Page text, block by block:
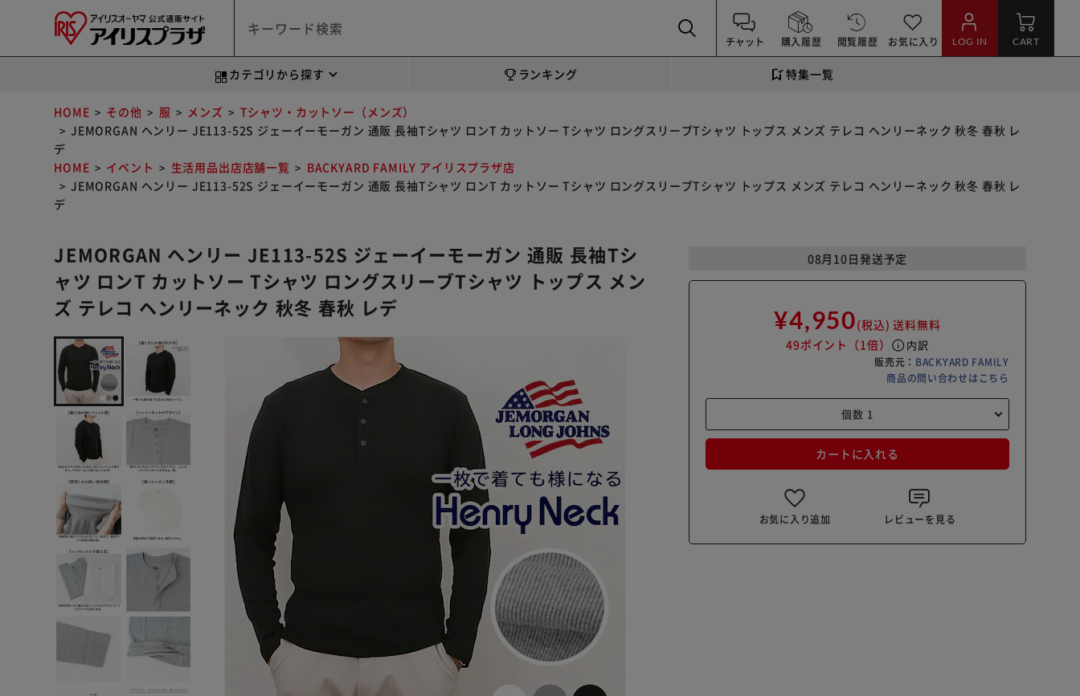
チャット 購入履歴 閲覧履歴 お気に入り LOG IN CART
カテゴリから探す ランキング 特集一覧
HOME その他 服 メンズ
Tシャツ・カットソー（メンズ）
JEMORGAN ヘンリー JE113-52S ジェーイーモーガン 通販 長袖Tシャツ ロンT カットソー Tシャツ ロングスリーブTシャツ トップス メンズ テレコ ヘンリーネック 秋冬 春秋 レ
デ
HOME
イベント 生活用品出店店舗一覧
BACKYARD FAMILY アイリスプラザ店
JEMORGAN ヘンリー JE113-52S ジェーイーモーガン 通販 長袖Tシャツ ロンT カットソー Tシャツ ロングスリーブTシャツ トップス メンズ テレコ ヘンリーネック 秋冬 春秋 レ
デ
JEMORGAN ヘンリー JE113-52S ジェーイーモーガン 通販 長袖Tシ
ャツ ロンT カットソー Tシャツ ロングスリーブTシャツ トップス メン
ズ テレコ ヘンリーネック 秋冬 春秋 レデ
08月10日発送予定
¥4,950(税込) 送料無料
49ポイント （1倍） info 内訳
販売元： BACKYARD FAMILY
商品の問い合わせはこちら
カートに入れる
お気に入り追加 レビューを見る